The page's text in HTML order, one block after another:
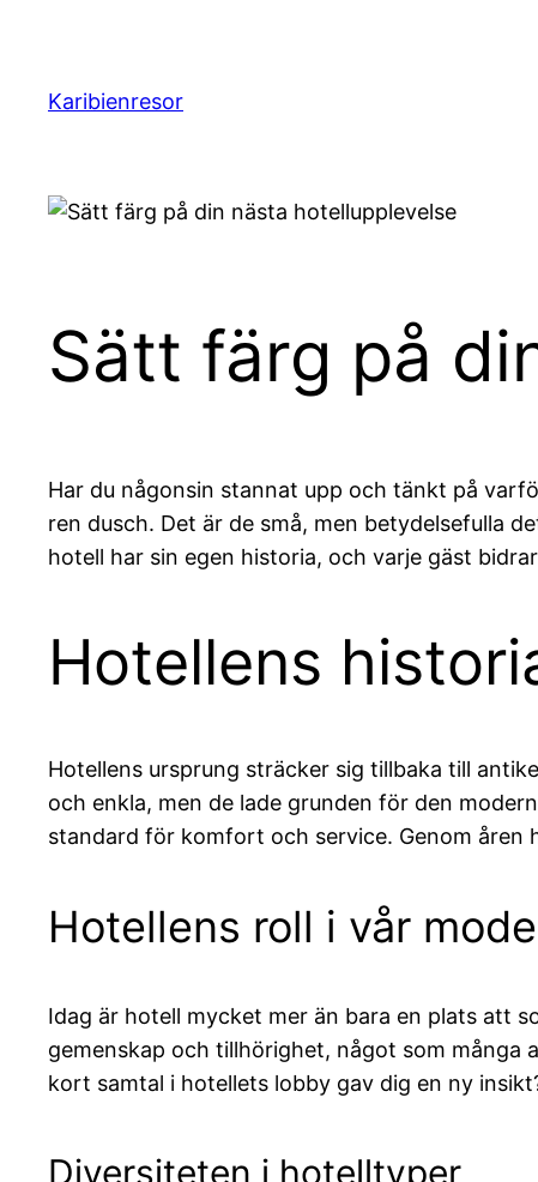
innehåll
Karibienresor
Sätt färg på
Har du någonsin stannat upp och tänkt på
ren dusch. Det är de små, men betydelsefulla
hotell har sin egen historia, och varje gäst
Hotellens
Hotellens ursprung sträcker sig tillbaka till
och enkla, men de lade grunden för den
standard för komfort och service. Genom åren
Hotellens roll i vår
Idag är hotell mycket mer än bara en plats att
gemenskap och tillhörighet, något som många
kort samtal i hotellets lobby gav dig en ny
Diversiteten i hotelltyper